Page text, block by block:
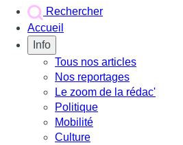
Rechercher
Accueil
Info
Tous nos articles
Nos reportages
Le zoom de la rédac'
Politique
Mobilité
Culture